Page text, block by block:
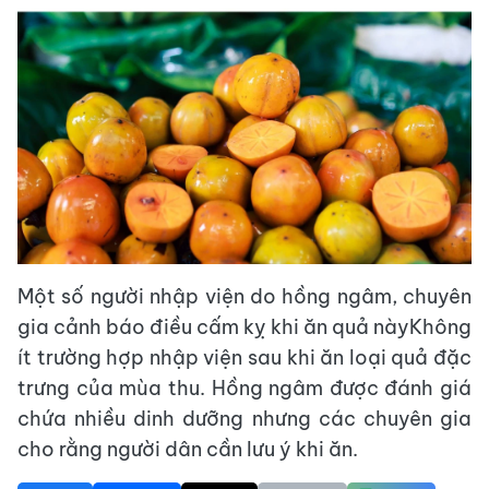
Một số người nhập viện do hồng ngâm, chuyên
gia cảnh báo điều cấm kỵ khi ăn quả nàyKhông
ít trường hợp nhập viện sau khi ăn loại quả đặc
trưng của mùa thu. Hồng ngâm được đánh giá
chứa nhiều dinh dưỡng nhưng các chuyên gia
cho rằng người dân cần lưu ý khi ăn.